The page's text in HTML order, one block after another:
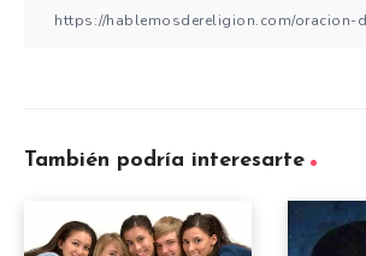
También podría interesarte